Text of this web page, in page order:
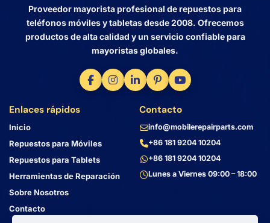
Proveedor mayorista profesional de repuestos para
teléfonos móviles y tabletas desde 2008. Ofrecemos
productos de alta calidad y un servicio confiable para
mayoristas globales.
Enlaces rápidos
Inicio
Repuestos para Móviles
Repuestos para Tablets
Herramientas de Reparación
Sobre Nosotros
Contacto
Contacto
info@mobilerepairparts.com
+86 181 9204 10204
+86 181 9204 10204
Lunes a Viernes 09:00 – 18:00